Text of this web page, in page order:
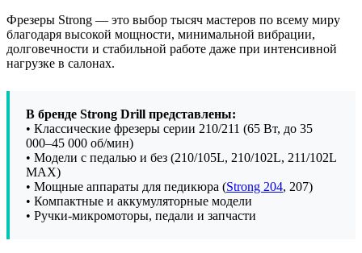
Фрезеры Strong — это выбор тысяч мастеров по всему миру
благодаря высокой мощности, минимальной вибрации,
долговечности и стабильной работе даже при интенсивной
нагрузке в салонах.
В бренде Strong Drill представлены:
• Классические фрезеры серии 210/211 (65 Вт, до 35
000–45 000 об/мин)
• Модели с педалью и без (210/105L, 210/102L, 211/102L
MAX)
• Мощные аппараты для педикюра (Strong 204, 207)
• Компактные и аккумуляторные модели
• Ручки-микромоторы, педали и запчасти